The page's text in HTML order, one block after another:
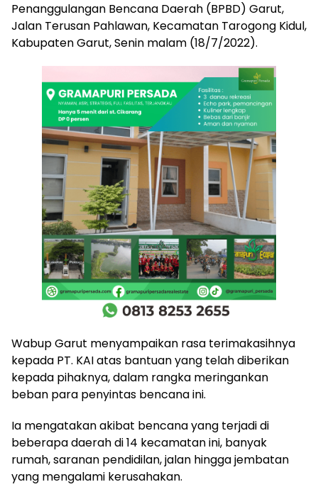
Penanggulangan Bencana Daerah (BPBD) Garut,
Jalan Terusan Pahlawan, Kecamatan Tarogong Kidul,
Kabupaten Garut, Senin malam (18/7/2022).
Wabup Garut menyampaikan rasa terimakasihnya
kepada PT. KAI atas bantuan yang telah diberikan
kepada pihaknya, dalam rangka meringankan
beban para penyintas bencana ini.
Ia mengatakan akibat bencana yang terjadi di
beberapa daerah di 14 kecamatan ini, banyak
rumah, saranan pendidilan, jalan hingga jembatan
yang mengalami kerusahakan.